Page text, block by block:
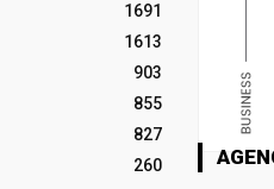
1691
1613
903
855
827
260